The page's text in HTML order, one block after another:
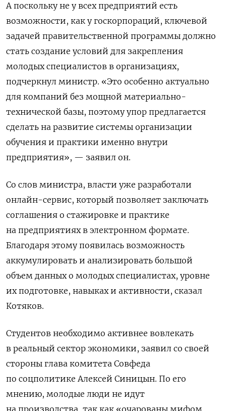
А поскольку не у всех предприятий есть
возможности, как у госкорпораций, ключевой
задачей правительственной программы должно
стать создание условий для закрепления
молодых специалистов в организациях,
подчеркнул министр. «Это особенно актуально
для компаний без мощной материально-
технической базы, поэтому упор предлагается
сделать на развитие системы организации
обучения и практики именно внутри
предприятия», — заявил он.
Со слов министра, власти уже разработали
онлайн-сервис, который позволяет заключать
соглашения о стажировке и практике
на предприятиях в электронном формате.
Благодаря этому появилась возможность
аккумулировать и анализировать большой
объем данных о молодых специалистах, уровне
их подготовке, навыках и активности, сказал
Котяков.
Студентов необходимо активнее вовлекать
в реальный сектор экономики, заявил со своей
стороны глава комитета Совфеда
по соцполитике Алексей Синицын. По его
мнению, молодые люди не идут